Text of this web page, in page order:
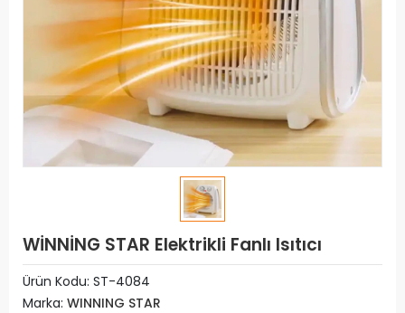
WİNNİNG STAR Elektrikli Fanlı Isıtıcı
Ürün Kodu: ST-4084
Marka: WINNING STAR